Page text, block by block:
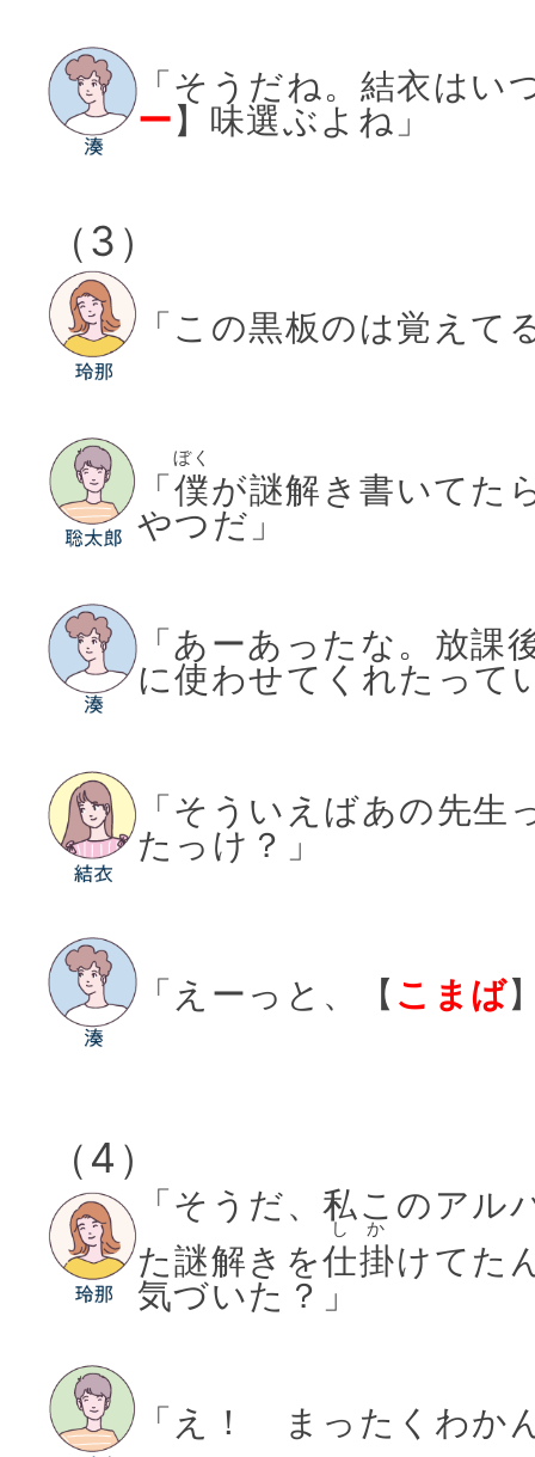
「そうだね。結衣はい
ー】味選ぶよね」
（3）
「この黒板のは覚えて
「僕
ぼく
が謎解き書いてた
やつだ」
「あーあったな。放課
に使わせてくれたって
「そういえばあの先生
たっけ？」
「えーっと、【 こまば
（4）
「そうだ、私このアル
た謎解きを仕掛
しか
けてた
気づいた？」
「え！ まったくわか